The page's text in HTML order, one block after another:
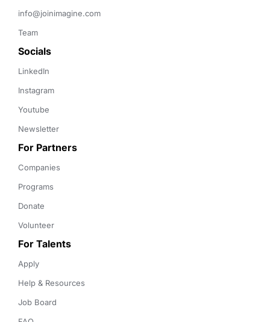
info@joinimagine.com
Team
Socials
LinkedIn
Instagram
Youtube
Newsletter
For Partners
Companies
Programs
Donate
Volunteer
For Talents
Apply
Help & Resources
Job Board